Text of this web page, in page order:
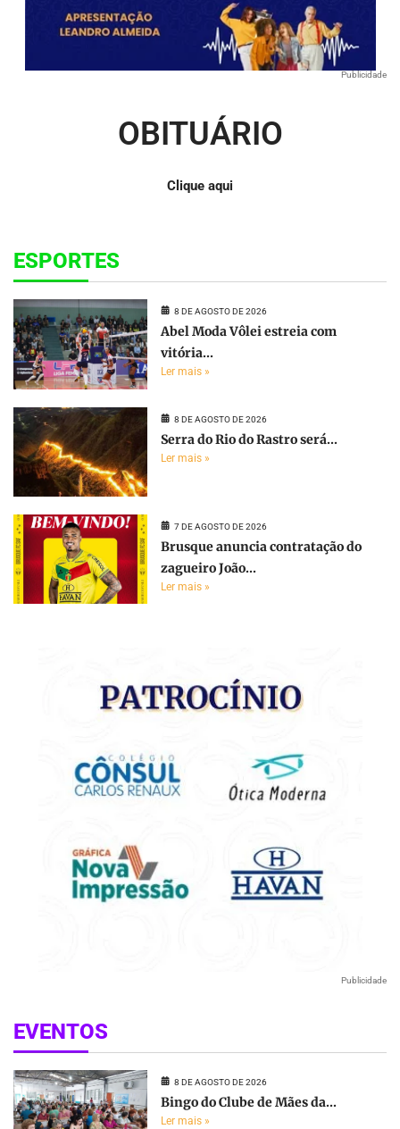
Publicidade
OBITUÁRIO
Clique aqui
ESPORTES
8 DE AGOSTO DE 2026
Abel Moda Vôlei estreia com
vitória...
Ler mais »
8 DE AGOSTO DE 2026
Serra do Rio do Rastro será...
Ler mais »
7 DE AGOSTO DE 2026
Brusque anuncia contratação do
zagueiro João...
Ler mais »
Publicidade
EVENTOS
8 DE AGOSTO DE 2026
Bingo do Clube de Mães da...
Ler mais »